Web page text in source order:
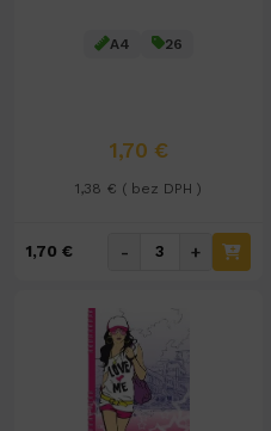
A4 26
1,70 €
1,38 € ( bez DPH )
1,70 € - +